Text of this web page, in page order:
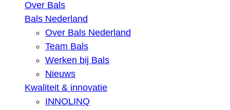
Over Bals
Bals Nederland
Over Bals Nederland
Team Bals
Werken bij Bals
Nieuws
Kwaliteit & innovatie
INNOLINQ